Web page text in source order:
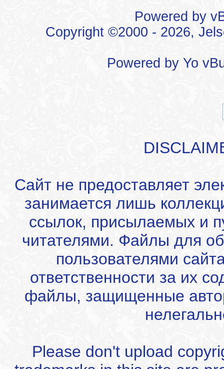
Powered by
Copyright ©2000 - 2026,
Powered by Yo
Сайт не предоставляет
занимается лишь
ссылок, присылаемых и
читателями. Файлы для
пользователями
ответственности за их
файлы, защищенные
Please don't upload